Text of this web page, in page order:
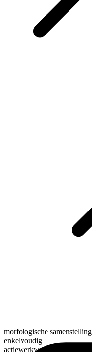
morfologische samenstelling
enkelvoudig
actiewerkwoord